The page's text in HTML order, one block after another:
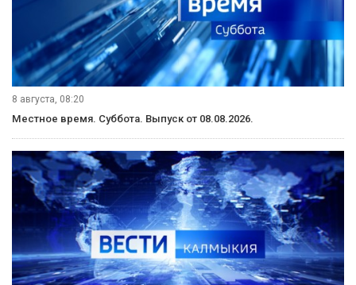
8 августа, 08:20
Местное время. Суббота. Выпуск от 08.08.2026.